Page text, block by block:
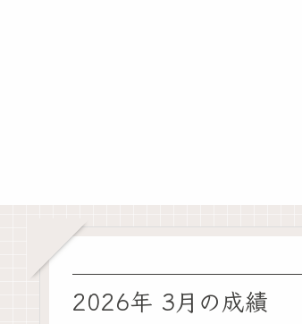
2026年 3月の成績